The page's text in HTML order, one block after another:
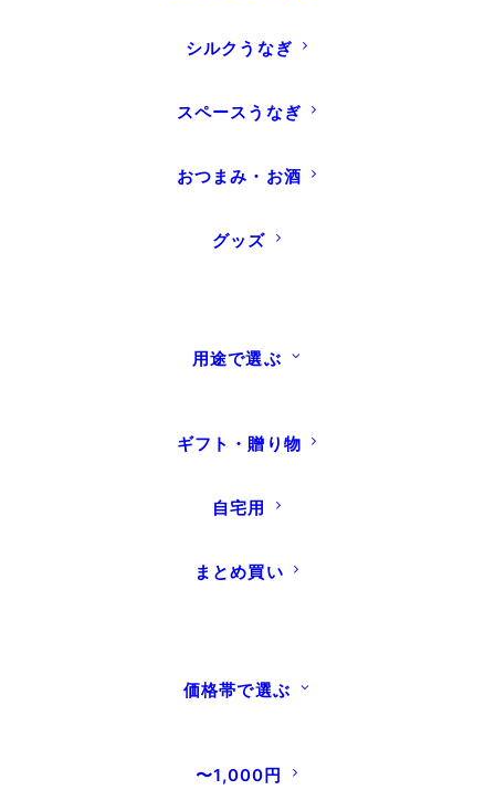
シルクうなぎ
スペースうなぎ
おつまみ・お酒
グッズ
用途で選ぶ
ギフト・贈り物
自宅用
まとめ買い
価格帯で選ぶ
〜1,000円
ホーム 商品 うなぎ蒲焼
蒸さずにじっくり炭火焼き
いしさをそのままに真空パックしました
【国産シルク紅白うなぎAセット】シルクうな